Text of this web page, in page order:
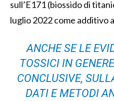
sull’E171 (biossido di
luglio 2022 come additivo
ANCHE SE LE
TOSSICI IN
CONCLUSIVE,
DATI E METODI